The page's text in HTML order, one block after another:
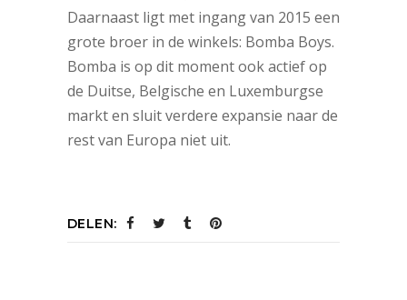
Daarnaast ligt met ingang van 2015 een
grote broer in de winkels: Bomba Boys.
Bomba is op dit moment ook actief op
de Duitse, Belgische en Luxemburgse
markt en sluit verdere expansie naar de
rest van Europa niet uit.
DELEN: